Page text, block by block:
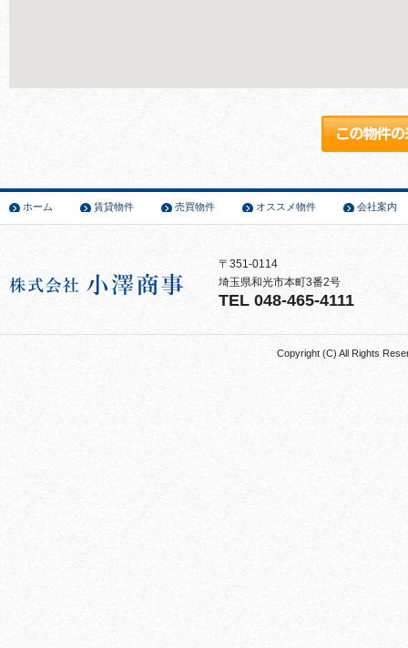
ホーム 賃貸物件 売買物件 オススメ物件 会社案内
〒351-0114
埼玉県和光市本町3番2号
TEL 048-465-4111
Copyright (C) All Rights